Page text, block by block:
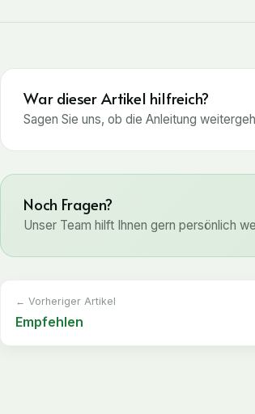
War dieser Artikel hilfreich?
Sagen Sie uns, ob die Anleitung
Noch Fragen?
Unser Team hilft Ihnen gern persönlich
← Vorheriger Artikel
Empfehlen